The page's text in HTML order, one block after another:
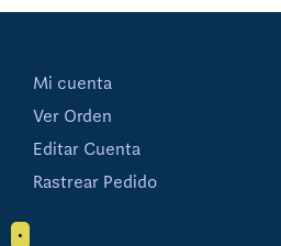
Mi cuenta
Ver Orden
Editar Cuenta
Rastrear Pedido
•